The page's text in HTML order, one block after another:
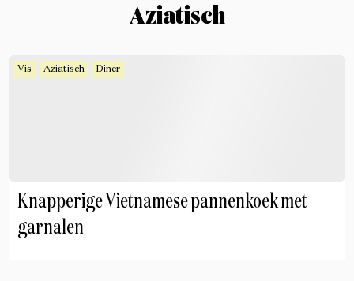
Aziatisch
Vis Aziatisch Diner
Knapperige Vietnamese pannenkoek met
garnalen